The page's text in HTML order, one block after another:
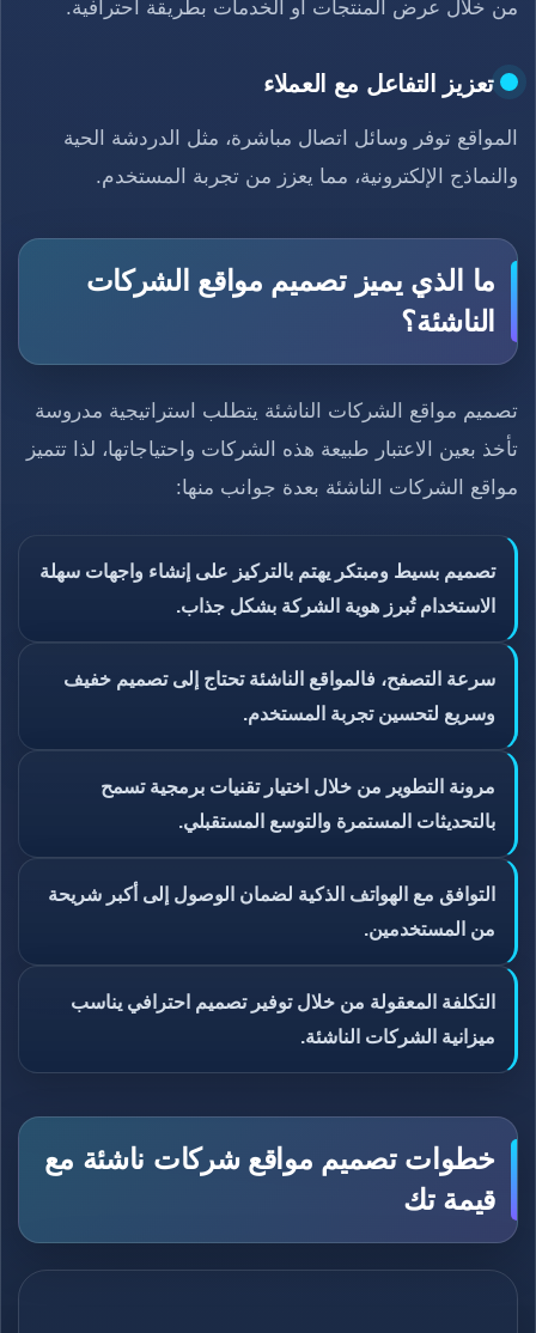
من خلال عرض المنتجات أو الخدمات بطريقة احترافية.
تعزيز التفاعل مع العملاء
المواقع توفر وسائل اتصال مباشرة، مثل الدردشة الحية
والنماذج الإلكترونية، مما يعزز من تجربة المستخدم.
ما الذي يميز تصميم مواقع الشركات
الناشئة؟
تصميم مواقع الشركات الناشئة يتطلب استراتيجية مدروسة
تأخذ بعين الاعتبار طبيعة هذه الشركات واحتياجاتها، لذا تتميز
مواقع الشركات الناشئة بعدة جوانب منها:
تصميم بسيط ومبتكر يهتم بالتركيز على إنشاء واجهات سهلة
الاستخدام تُبرز هوية الشركة بشكل جذاب.
سرعة التصفح، فالمواقع الناشئة تحتاج إلى تصميم خفيف
وسريع لتحسين تجربة المستخدم.
مرونة التطوير من خلال اختيار تقنيات برمجية تسمح
بالتحديثات المستمرة والتوسع المستقبلي.
التوافق مع الهواتف الذكية لضمان الوصول إلى أكبر شريحة
من المستخدمين.
التكلفة المعقولة من خلال توفير تصميم احترافي يناسب
ميزانية الشركات الناشئة.
خطوات تصميم مواقع شركات ناشئة مع
قيمة تك